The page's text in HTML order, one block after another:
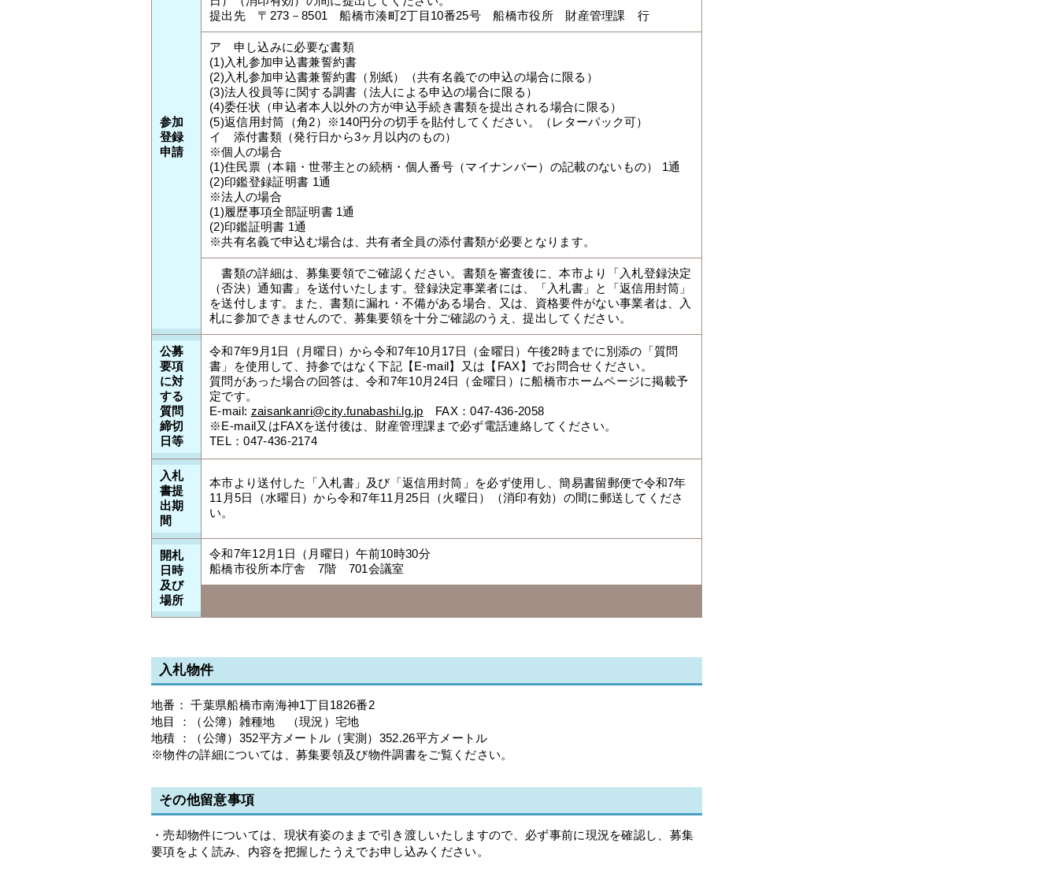
参加
登録
申請
提出先 〒273－8501 船橋市湊町2丁目10番25号 船橋市役所 財産管理課 行
ア 申し込みに必要な書類
(1)入札参加申込書兼誓約書
(2)入札参加申込書兼誓約書（別紙）（共有名義での申込の場合に限る）
(3)法人役員等に関する調書（法人による申込の場合に限る）
(4)委任状（申込者本人以外の方が申込手続き書類を提出される場合に限る）
(5)返信用封筒（角2）※140円分の切手を貼付してください。（レターパック可）
イ 添付書類（発行日から3ヶ月以内のもの）
※個人の場合
(1)住民票（本籍・世帯主との続柄・個人番号（マイナンバー）の記載のないもの） 1通
(2)印鑑登録証明書 1通
※法人の場合
(1)履歴事項全部証明書 1通
(2)印鑑証明書 1通
※共有名義で申込む場合は、共有者全員の添付書類が必要となります。
書類の詳細は、募集要領でご確認ください。書類を審査後に、本市より「入札登録決定
（否決）通知書」を送付いたします。登録決定事業者には、「入札書」と「返信用封筒」
を送付します。また、書類に漏れ・不備がある場合、又は、資格要件がない事業者は、入
札に参加できませんので、募集要領を十分ご確認のうえ、提出してください。
公募
要項
に対
する
質問
締切
日等
令和7年9月1日（月曜日）から令和7年10月17日（金曜日）午後2時までに別添の「質問
書」を使用して、持参ではなく下記【E-mail】又は【FAX】でお問合せください。
質問があった場合の回答は、令和7年10月24日（金曜日）に船橋市ホームページに掲載予
定です。
E-mail: zaisankanri@city.funabashi.lg.jp FAX：047-436-2058
※E-mail又はFAXを送付後は、財産管理課まで必ず電話連絡してください。
TEL：047-436-2174
入札
書提
出期
間
本市より送付した「入札書」及び「返信用封筒」を必ず使用し、簡易書留郵便で令和7年
11月5日（水曜日）から令和7年11月25日（火曜日）（消印有効）の間に郵送してくださ
い。
開札
日時
及び
場所
令和7年12月1日（月曜日）午前10時30分
船橋市役所本庁舎 7階 701会議室
入札物件
地番： 千葉県船橋市南海神1丁目1826番2
地目 ：（公簿）雑種地 （現況）宅地
地積 ：（公簿）352平方メートル（実測）352.26平方メートル
※物件の詳細については、募集要領及び物件調書をご覧ください。
その他留意事項
・売却物件については、現状有姿のままで引き渡しいたしますので、必ず事前に現況を確認し、募集
要項をよく読み、内容を把握したうえでお申し込みください。